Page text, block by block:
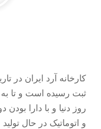
ثبت رسیده است و تا به
روز دنیا و با دارا
و اتوماتیک در حال